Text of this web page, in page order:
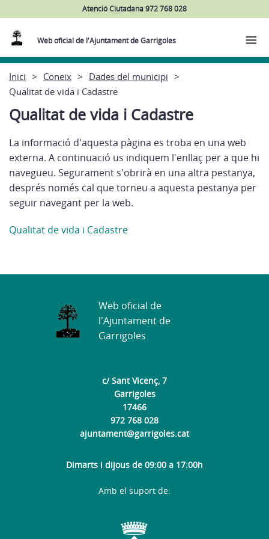
Atenció Ciutadana 972 768 028
Web oficial de l'Ajuntament de Garrigoles
Inici Coneix
Dades del municipi
Qualitat de vida i Cadastre
Qualitat de vida i Cadastre
La informació d'aquesta pàgina es troba en una web
externa. A continuació us indiquem l'enllaç per a que hi
navegueu. Segurament s'obrirà en una altra pestanya,
després només cal que torneu a aquesta pestanya per
seguir navegant per la web.
Qualitat de vida i Cadastre
c/ Sant Vicenç, 7
Garrigoles
17466
972 768 028
ajuntament@garrigoles.cat
Dimarts i dijous de 09:00 a 17:00h
Web oficial de
l'Ajuntament de
Garrigoles
Amb el suport de: